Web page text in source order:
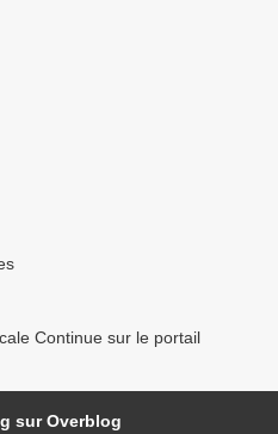
Continue sur le portail
sur Overblog